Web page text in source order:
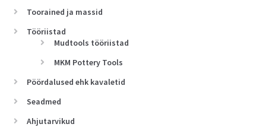
Toorained ja massid
Tööriistad
Mudtools tööriistad
MKM Pottery Tools
Pöördalused ehk kavaletid
Seadmed
Ahjutarvikud